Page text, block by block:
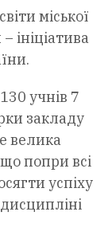
міської
ініціатива
учнів 7
закладу
велика
попри всі
успіху